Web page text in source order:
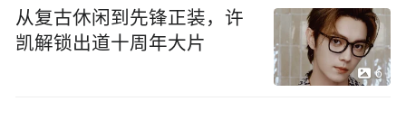
从复古休闲到先锋正装，许
凯解锁出道十周年大片
6